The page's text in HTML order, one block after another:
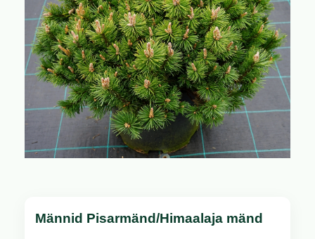
Männid Pisarmänd/Himaalaja mänd